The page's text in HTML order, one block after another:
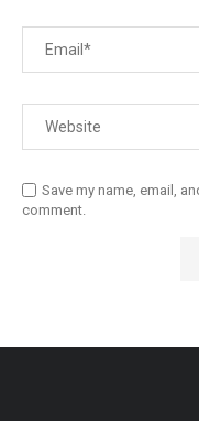
Save my name, email,
comment.